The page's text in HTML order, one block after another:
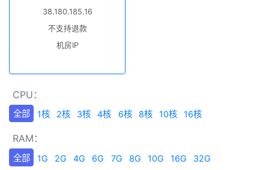
38.180.185.16
不支持退款
机房IP
CPU：
全部 1核 2核 3核 4核 6核 8核 10核 16核
RAM：
全部 1G 2G 4G 6G 7G 8G 10G 16G 32G